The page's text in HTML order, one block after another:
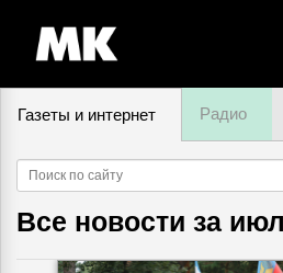
Газеты и интернет Радио
Все новости за